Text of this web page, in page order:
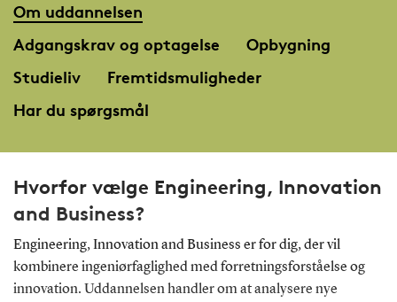
Om uddannelsen
Adgangskrav og optagelse
Opbygning
Studieliv
Fremtidsmuligheder
Har du spørgsmål
Hvorfor vælge Engineering, Innovation
and Business?
Engineering, Innovation and Business er for dig, der vil
kombinere ingeniørfaglighed med forretningsforståelse og
innovation. Uddannelsen handler om at analysere nye